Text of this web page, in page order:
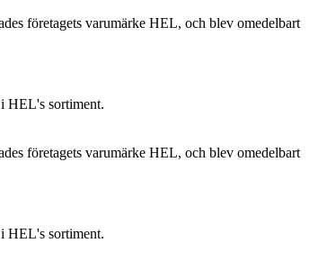
företagets varumärke HEL, och blev omedelbart
HEL's sortiment.
företagets varumärke HEL, och blev omedelbart
HEL's sortiment.